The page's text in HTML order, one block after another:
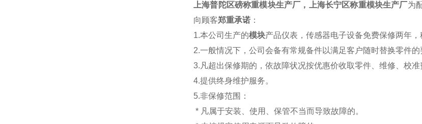
上海普陀区磅称重模块生产厂，上海长宁区称重模块生产厂为
向顾客郑重承诺 ：
1.本公司生产的模块产品仪表，传感器电子设备免费保修两年，
2.一般情况下，公司会备有常规备件以满足客户随时替换零件的
3.凡超出保修期的，依故障状况按优惠价收取零件、维修、校准
4.提供终身维护服务。
5.非保修范围：
* 凡属于安装、使用、保管不当而导致故障的。